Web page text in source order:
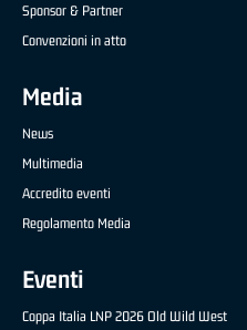
Sponsor & Partner
Convenzioni in atto
Media
News
Multimedia
Accredito eventi
Regolamento Media
Eventi
Coppa Italia LNP 2026 Old Wild West